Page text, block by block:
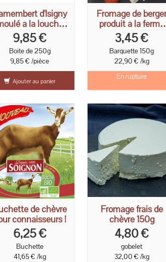
d'Isigny
à la louche
250g
9,85 €
Boite de 250g
9,85 € /pièce
Ajouter au panier
Fromage de berger
produit à la ferme
150g
3,45 €
Barquette 150g
22,90 € /kg
En rupture
de chèvre
connaisseurs !
6,25 €
Buchette
41,65 € /kg
Fromage frais de
chèvre 150g
4,80 €
gobelet
32,00 € /kg